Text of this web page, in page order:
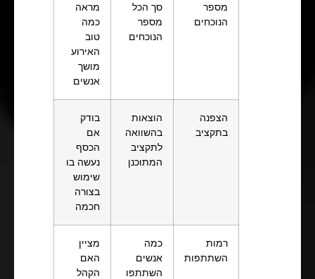
מספר
הנוכחים
סך הכל
מספר
הנוכחים
מראה
כמה
טוב
האירוע
מושך
אנשים
הצפנה
בתקציב
הוצאות
בהשוואה
לתקציב
המתוכנן
בודק
אם
הכסף
נעשה בו
שימוש
בצורה
חכמה
רמות
השתתפות
כמה
אנשים
השתתפו
מציין
האם
הקהל